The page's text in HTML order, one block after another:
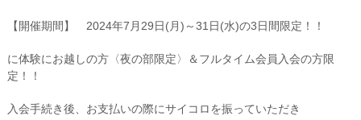
【開催期間】 2024年7月29日(月)～31日(水)の3日間限定！！
に体験にお越しの方〈夜の部限定〉＆フルタイム会員入会の方限
定！！
入会手続き後、お支払いの際にサイコロを振っていただき